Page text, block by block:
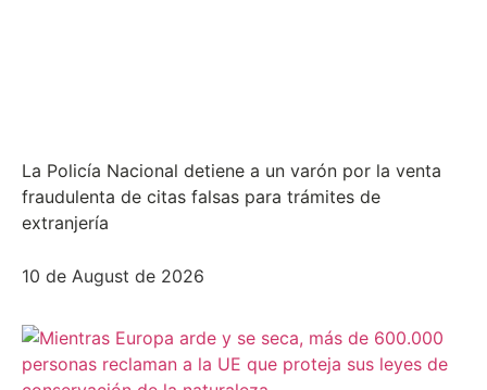
La Policía Nacional detiene a un varón por la venta
fraudulenta de citas falsas para trámites de
extranjería
10 de August de 2026